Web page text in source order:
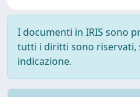
I documenti in IRIS sono
tutti i diritti sono riservati,
indicazione.